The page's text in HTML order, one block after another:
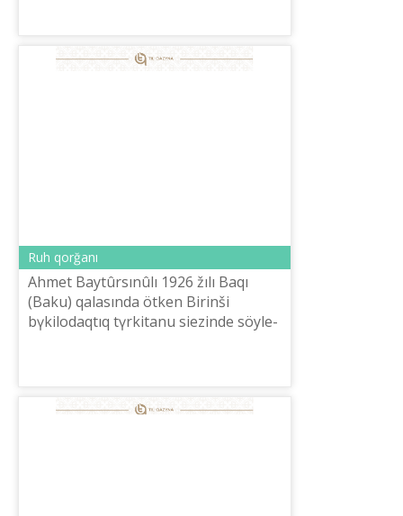
Ruh qorğanı
Ahmet Baytûrsınûlı 1926 žılı Baqı
(Baku) qalasında ötken Bіrіnšі
bүkіlodaqtıq tүrkіtanu siezіnde söyle­